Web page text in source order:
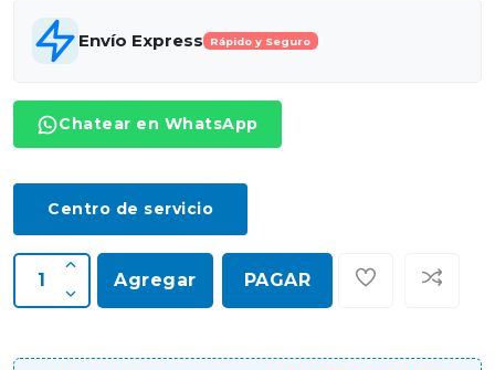
Envío Express Rápido y Seguro
Chatear en WhatsApp
Centro de servicio
Agregar PAGAR